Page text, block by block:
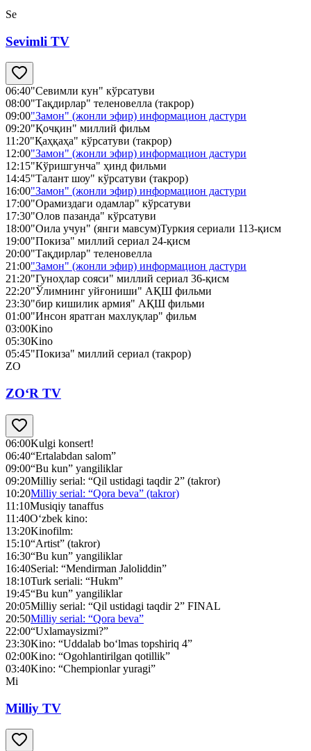
Se
Sevimli TV
06:40"Севимли кун" кўрсатуви
08:00"Тақдирлар" теленовелла (такрор)
09:00"Замон" (жонли эфир) информацион дастури
09:20"Қочқин" миллий фильм
11:20"Қаҳқаҳа" кўрсатуви (такрор)
12:00"Замон" (жонли эфир) информацион дастури
12:15"Кўришгунча" ҳинд фильми
14:45"Талант шоу" кўрсатуви (такрор)
16:00"Замон" (жонли эфир) информацион дастури
17:00"Орамиздаги одамлар" кўрсатуви
17:30"Олов пазанда" кўрсатуви
18:00"Оила учун" (янги мавсум)Туркия сериали 113-қисм
19:00"Покиза" миллий сериал 24-қисм
20:00"Тақдирлар" теленовелла
21:00"Замон" (жонли эфир) информацион дастури
21:20"Гуноҳлар сояси" миллий сериал 36-қисм
22:20"Ўлимнинг уйғониши" АҚШ фильми
23:30"бир кишилик армия" АҚШ фильми
01:00"Инсон яратган махлуқлар" фильм
03:00Kino
05:30Kino
05:45"Покиза" миллий сериал (такрор)
ZO
ZO‘R TV
06:00Kulgi konsert!
06:40“Ertalabdan salom”
09:00“Bu kun” yangiliklar
09:20Milliy serial: “Qil ustidagi taqdir 2” (takror)
10:20Milliy serial: “Qora beva” (takror)
11:10Musiqiy tanaffus
11:40O‘zbek kino:
13:20Kinofilm:
15:10“Artist” (takror)
16:30“Bu kun” yangiliklar
16:40Serial: “Mendirman Jaloliddin”
18:10Turk seriali: “Hukm”
19:45“Bu kun” yangiliklar
20:05Milliy serial: “Qil ustidagi taqdir 2” FINAL
20:50Milliy serial: “Qora beva”
22:00“Uxlamaysizmi?”
23:30Kino: “Uddalab bo‘lmas topshiriq 4”
02:00Kino: “Ogohlantirilgan qotillik”
03:40Kino: “Chempionlar yuragi”
Mi
Milliy TV